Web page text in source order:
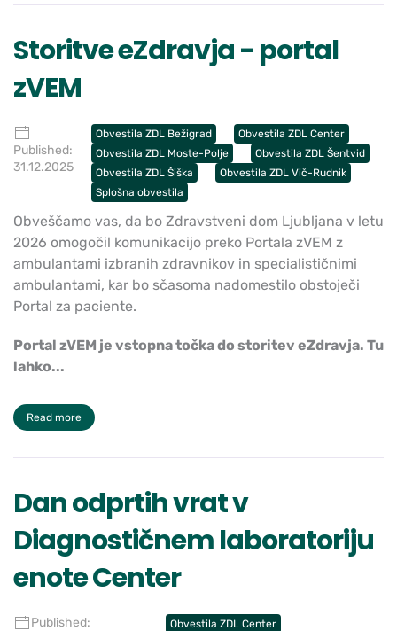
Storitve eZdravja - portal
zVEM
Published:
31.12.2025
Obvestila ZDL Bežigrad
Obvestila ZDL Center
Obvestila ZDL Moste-Polje
Obvestila ZDL Šentvid
Obvestila ZDL Šiška
Obvestila ZDL Vič-Rudnik
Splošna obvestila
Obveščamo vas, da bo Zdravstveni dom Ljubljana v letu
2026 omogočil komunikacijo preko Portala zVEM z
ambulantami izbranih zdravnikov in specialističnimi
ambulantami, kar bo sčasoma nadomestilo obstoječi
Portal za paciente.
Portal zVEM je vstopna točka do storitev eZdravja. Tu
lahko...
Read more
Dan odprtih vrat v
Diagnostičnem laboratoriju
enote Center
Published:
Obvestila ZDL Center